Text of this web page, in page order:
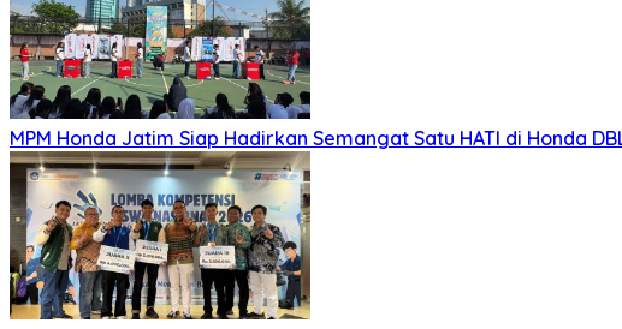
MPM Honda Jatim Siap Hadirkan Semangat Satu HATI di Honda